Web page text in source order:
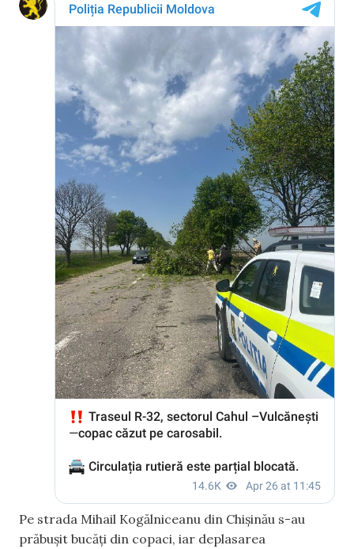
Pe strada Mihail Kogălniceanu din Chișinău s-au
prăbușit bucăți din copaci, iar deplasarea